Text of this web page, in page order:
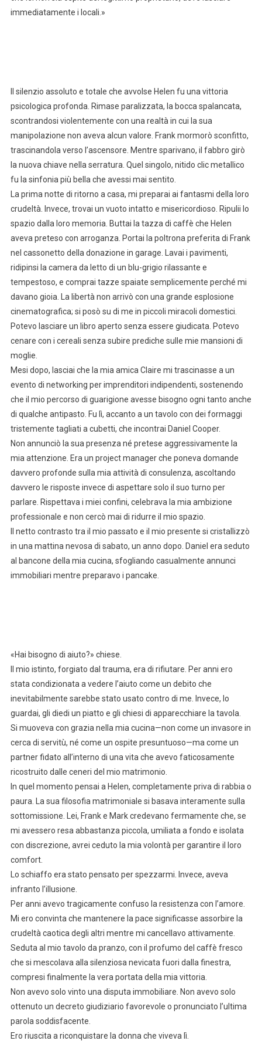
immediatamente i locali.»
Il silenzio assoluto e totale che avvolse Helen fu una vittoria
psicologica profonda. Rimase paralizzata, la bocca spalancata,
scontrandosi violentemente con una realtà in cui la sua
manipolazione non aveva alcun valore. Frank mormorò sconfitto,
trascinandola verso l’ascensore. Mentre sparivano, il fabbro girò
la nuova chiave nella serratura. Quel singolo, nitido clic metallico
fu la sinfonia più bella che avessi mai sentito.
La prima notte di ritorno a casa, mi preparai ai fantasmi della loro
crudeltà. Invece, trovai un vuoto intatto e misericordioso. Ripulii lo
spazio dalla loro memoria. Buttai la tazza di caffè che Helen
aveva preteso con arroganza. Portai la poltrona preferita di Frank
nel cassonetto della donazione in garage. Lavai i pavimenti,
ridipinsi la camera da letto di un blu-grigio rilassante e
tempestoso, e comprai tazze spaiate semplicemente perché mi
davano gioia. La libertà non arrivò con una grande esplosione
cinematografica; si posò su di me in piccoli miracoli domestici.
Potevo lasciare un libro aperto senza essere giudicata. Potevo
cenare con i cereali senza subire prediche sulle mie mansioni di
moglie.
Mesi dopo, lasciai che la mia amica Claire mi trascinasse a un
evento di networking per imprenditori indipendenti, sostenendo
che il mio percorso di guarigione avesse bisogno ogni tanto anche
di qualche antipasto. Fu lì, accanto a un tavolo con dei formaggi
tristemente tagliati a cubetti, che incontrai Daniel Cooper.
Non annunciò la sua presenza né pretese aggressivamente la
mia attenzione. Era un project manager che poneva domande
davvero profonde sulla mia attività di consulenza, ascoltando
davvero le risposte invece di aspettare solo il suo turno per
parlare. Rispettava i miei confini, celebrava la mia ambizione
professionale e non cercò mai di ridurre il mio spazio.
Il netto contrasto tra il mio passato e il mio presente si cristallizzò
in una mattina nevosa di sabato, un anno dopo. Daniel era seduto
al bancone della mia cucina, sfogliando casualmente annunci
immobiliari mentre preparavo i pancake.
«Hai bisogno di aiuto?» chiese.
Il mio istinto, forgiato dal trauma, era di rifiutare. Per anni ero
stata condizionata a vedere l’aiuto come un debito che
inevitabilmente sarebbe stato usato contro di me. Invece, lo
guardai, gli diedi un piatto e gli chiesi di apparecchiare la tavola.
Si muoveva con grazia nella mia cucina—non come un invasore in
cerca di servitù, né come un ospite presuntuoso—ma come un
partner fidato all’interno di una vita che avevo faticosamente
ricostruito dalle ceneri del mio matrimonio.
In quel momento pensai a Helen, completamente priva di rabbia o
paura. La sua filosofia matrimoniale si basava interamente sulla
sottomissione. Lei, Frank e Mark credevano fermamente che, se
mi avessero resa abbastanza piccola, umiliata a fondo e isolata
con discrezione, avrei ceduto la mia volontà per garantire il loro
comfort.
Lo schiaffo era stato pensato per spezzarmi. Invece, aveva
infranto l’illusione.
Per anni avevo tragicamente confuso la resistenza con l’amore.
Mi ero convinta che mantenere la pace significasse assorbire la
crudeltà caotica degli altri mentre mi cancellavo attivamente.
Seduta al mio tavolo da pranzo, con il profumo del caffè fresco
che si mescolava alla silenziosa nevicata fuori dalla finestra,
compresi finalmente la vera portata della mia vittoria.
Non avevo solo vinto una disputa immobiliare. Non avevo solo
ottenuto un decreto giudiziario favorevole o pronunciato l’ultima
parola soddisfacente.
Ero riuscita a riconquistare la donna che viveva lì.